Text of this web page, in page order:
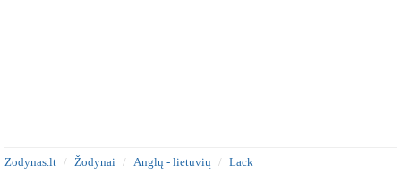
Zodynas.lt Žodynai Anglų - lietuvių Lack